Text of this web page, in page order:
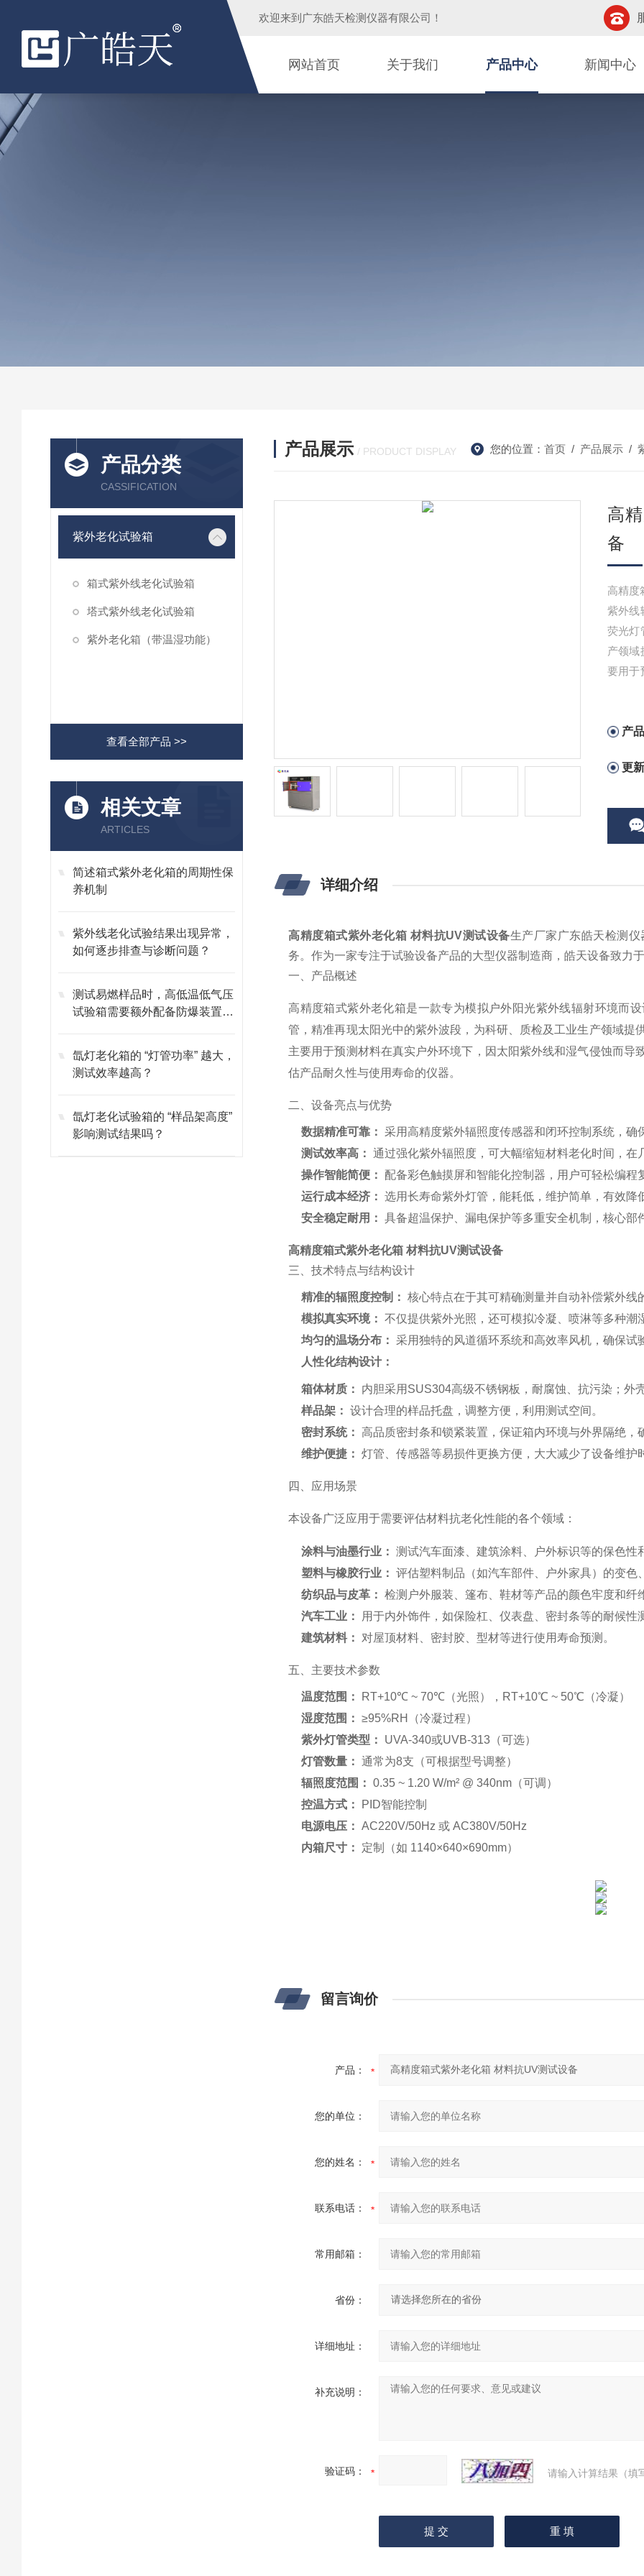
欢迎来到 广东皓天检测仪器有限公司 ！
网站首页 关于我们 产品中心 新闻中心
产品分类
CASSIFICATION
紫外老化试验箱
箱式紫外线老化试验箱
塔式紫外线老化试验箱
紫外老化箱（带温湿功能）
查看全部产品 >>
相关文章
ARTICLES
简述箱式紫外老化箱的周期性保
养机制
紫外线老化试验结果出现异常，
如何逐步排查与诊断问题？
测试易燃样品时，高低温低气压
试验箱需要额外配备防爆装置
氙灯老化箱的 “灯管功率” 越大，
测试效率越高？
氙灯老化试验箱的 “样品架高度”
影响测试结果吗？
产品展示 / PRODUCT DISPLAY 您的位置： 首页/ 产品展示/
高
备
高精度
紫外线
荧光灯
产领域
要用于
产
更
详细介绍
高精度箱式紫外老化箱 材料抗UV测试设备生产厂家广东皓天检测
务。作为一家专注于试验设备产品的大型仪器制造商，皓天设备致力
一、产品概述
高精度箱式紫外老化箱是一款专为模拟户外阳光紫外线辐射环境而
管，精准再现太阳光中的紫外波段，为科研、质检及工业生产领域提
主要用于预测材料在真实户外环境下，因太阳紫外线和湿气侵蚀而
估产品耐久性与使用寿命的仪器。
二、设备亮点与优势
数据精准可靠： 采用高精度紫外辐照度传感器和闭环控制系统，
测试效率高： 通过强化紫外辐照度，可大幅缩短材料老化时间，
操作智能简便：
配备彩色触摸屏和智能化控制器，用户可轻松编
运行成本经济： 选用长寿命紫外灯管，能耗低，维护简单，有效降
安全稳定耐用： 具备超温保护、漏电保护等多重安全机制，核心
高精度箱式紫外老化箱 材料抗UV测试设备
三、技术特点与结构设计
精准的辐照度控制： 核心特点在于其可精确测量并自动补偿紫外
模拟真实环境： 不仅提供紫外光照，还可模拟冷凝、喷淋等多种
均匀的温场分布： 采用独特的风道循环系统和高效率风机，确保
人性化结构设计：
箱体材质：
内胆采用SUS304高级不锈钢板，耐腐蚀、抗污染；外
样品架： 设计合理的样品托盘，调整方便，利用测试空间。
密封系统： 高品质密封条和锁紧装置，保证箱内环境与外界隔绝，
维护便捷： 灯管、传感器等易损件更换方便，大大减少了设备维护
四、应用场景
本设备广泛应用于需要评估材料抗老化性能的各个领域：
涂料与油墨行业： 测试汽车面漆、建筑涂料、户外标识等的保色性
塑料与橡胶行业： 评估塑料制品（如汽车部件、户外家具）的变色
纺织品与皮革： 检测户外服装、篷布、鞋材等产品的颜色牢度和纤
汽车工业：
用于内外饰件，如保险杠、仪表盘、密封条等的耐候性
建筑材料：
对屋顶材料、密封胶、型材等进行使用寿命预测。
五、主要技术参数
温度范围：
RT+10℃ ~ 70℃（光照），RT+10℃ ~ 50℃（冷凝）
湿度范围： ≥95%RH（冷凝过程）
紫外灯管类型：
UVA-340或UVB-313（可选）
灯管数量： 通常为8支（可根据型号调整）
辐照度范围： 0.35 ~ 1.20 W/m² @ 340nm（可调）
控温方式：
PID智能控制
电源电压： AC220V/50Hz 或 AC380V/50Hz
内箱尺寸：
定制（如 1140×640×690mm）
留言询价
产品：
您的单位：
您的姓名：
联系电话：
常用邮箱：
省份：
详细地址：
补充说明：
验证码： 请输入计算结果（填